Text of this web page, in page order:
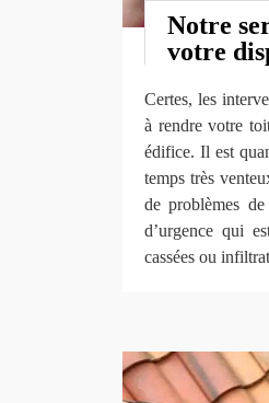
Notre
votre
Certes, les
à rendre votre
édifice. Il est
temps très
de problèmes
d’urgence qui
cassées ou